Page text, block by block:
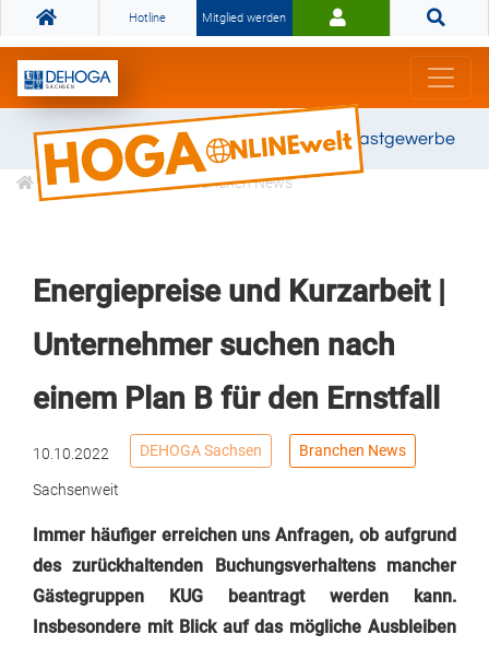
Hotline Mitglied werden
Gemeinsam stark für das Gastgewerbe
Informationen Branchen News
Energiepreise und Kurzarbeit |
Unternehmer suchen nach
einem Plan B für den Ernstfall
10.10.2022 DEHOGA Sachsen Branchen News
Sachsenweit
Immer häufiger erreichen uns Anfragen, ob aufgrund
des zurückhaltenden Buchungsverhaltens mancher
Gästegruppen KUG beantragt werden kann.
Insbesondere mit Blick auf das mögliche Ausbleiben